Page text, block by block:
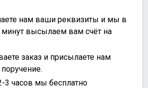
нам ваши реквизиты и мы в
минут высылаем вам счёт на
заказ и присылаете нам
3 часов мы бесплатно